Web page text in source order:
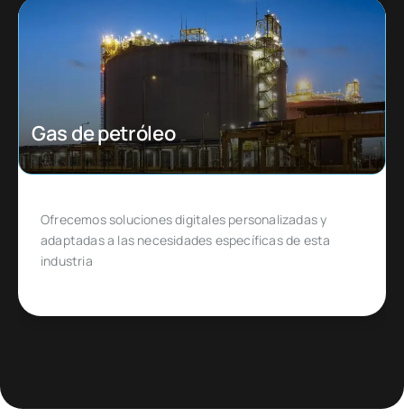
Ecommerce
Diseñado para emprendedores y empresas que
quieren ingresar o expandirse en un mercado de
comercio electrónico muy específico